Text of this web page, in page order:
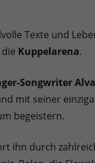
Texte und
Kuppelarena.
Songwriter
mit seiner
begeistern.
ihn durch